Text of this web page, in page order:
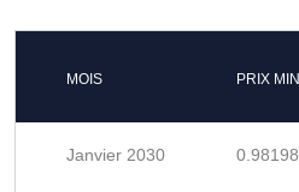
MOIS PRIX
Janvier 2030